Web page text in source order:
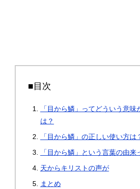
■目次
「目から鱗」ってどういう意
は？
「目から鱗」の正しい使い方は
「目から鱗」という言葉の由来
天からキリストの声が
まとめ